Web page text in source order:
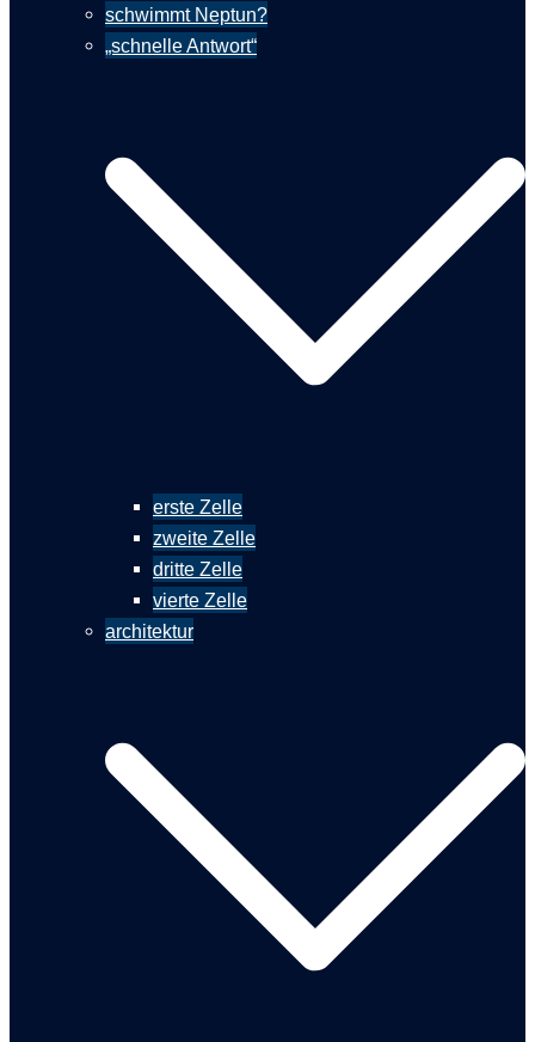
schwimmt Neptun?
„schnelle Antwort“
erste Zelle
zweite Zelle
dritte Zelle
vierte Zelle
architektur